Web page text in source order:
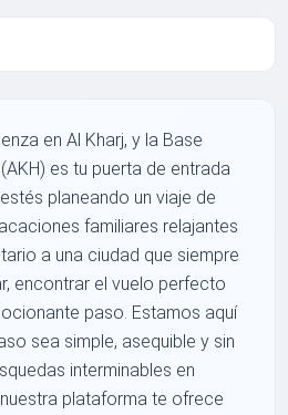
en Al Kharj, y la Base
es tu puerta de entrada
planeando un viaje de
familiares relajantes
a una ciudad que siempre
encontrar el vuelo perfecto
paso. Estamos aquí
sea simple, asequible y sin
interminables en
plataforma te ofrece